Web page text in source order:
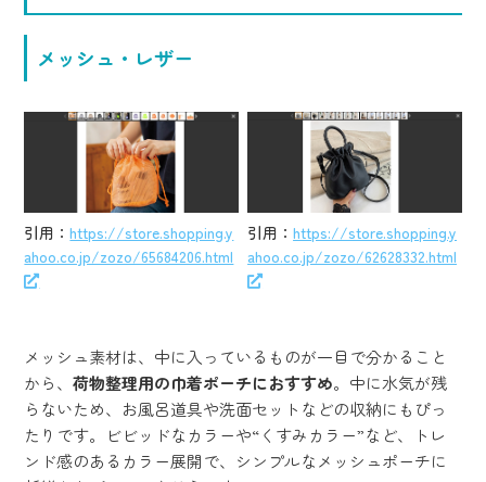
メッシュ・レザー
引用：https://store.shopping.y
ahoo.co.jp/zozo/65684206.html
引用：https://store.shopping.y
ahoo.co.jp/zozo/62628332.html
メッシュ素材は、中に入っているものが一目で分かること
から、荷物整理用の巾着ポーチにおすすめ。中に水気が残
らないため、お風呂道具や洗面セットなどの収納にもぴっ
たりです。ビビッドなカラーや“くすみカラー”など、トレ
ンド感のあるカラー展開で、シンプルなメッシュポーチに